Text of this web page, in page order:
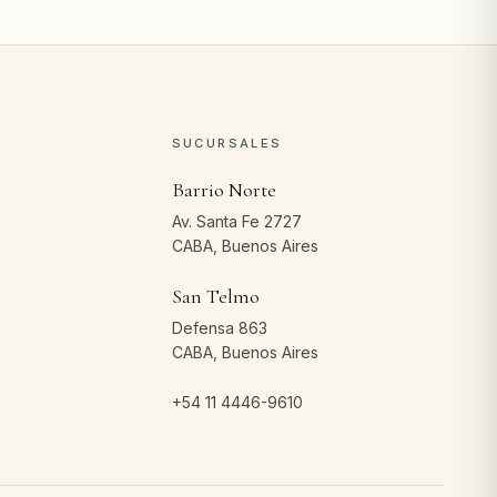
SUCURSALES
Barrio Norte
Av. Santa Fe 2727
CABA, Buenos Aires
San Telmo
Defensa 863
CABA, Buenos Aires
+54 11 4446-9610